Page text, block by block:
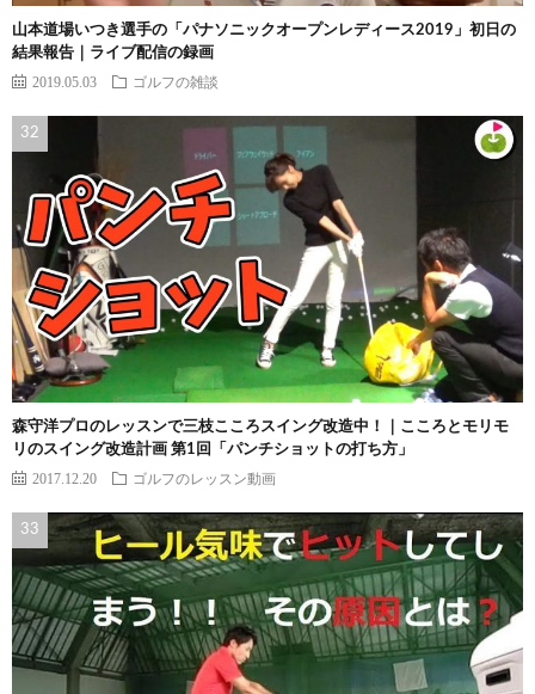
山本道場いつき選手の「パナソニックオープンレディース2019」初日の
結果報告｜ライブ配信の録画
2019.05.03 ゴルフの雑談
森守洋プロのレッスンで三枝こころスイング改造中！｜こころとモリモ
リのスイング改造計画 第1回「パンチショットの打ち方」
2017.12.20 ゴルフのレッスン動画